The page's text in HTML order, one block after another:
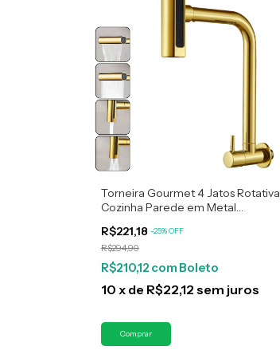
Torneira Gourmet 4 Jatos Rotativa
Cozinha Parede em Metal
R$221,18 -25%OFF
R$294,90
R$210,12 com Boleto
10 x de R$22,12 sem juros